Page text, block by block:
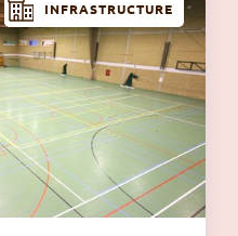
INFRASTRUCTURE